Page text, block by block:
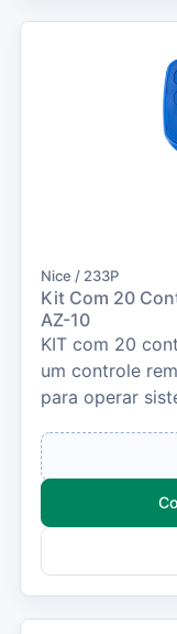
Nice / 233P
Kit Com 20
AZ-10
KIT com 20
um controle
para operar